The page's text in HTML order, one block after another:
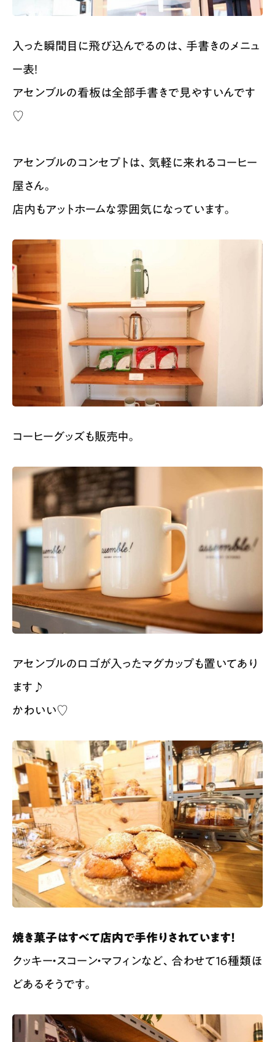
入った瞬間目に飛び込んでるのは、手書きのメニュ
ー表！
アセンブルの看板は全部手書きで見やすいんです
♡
アセンブルのコンセプトは、気軽に来れるコーヒー
屋さん。
店内もアットホームな雰囲気になっています。
コーヒーグッズも販売中。
アセンブルのロゴが入ったマグカップも置いてあり
ます♪
かわいい♡
焼き菓子はすべて店内で手作りされています！
クッキー・スコーン・マフィンなど、合わせて１６種類ほ
どあるそうです。